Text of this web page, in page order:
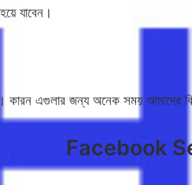
যাবেন।
এগুলার জন্য অনেক সময় আমাদের
Facebook